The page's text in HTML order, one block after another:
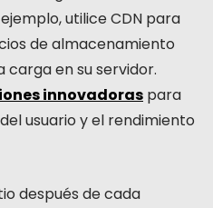
utilice CDN para
de almacenamiento
en su servidor.
innovadoras para
usuario y el rendimiento
después de cada